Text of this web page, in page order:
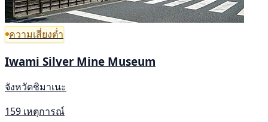
ความเสี่ยงต่ำ
Iwami Silver Mine Museum
จังหวัดชิมาเนะ
159 เหตุการณ์